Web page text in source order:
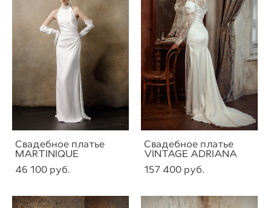
Свадебное платье
MARTINIQUE
46 100 pуб.
Свадебное платье
VINTAGE ADRIANA
157 400 pуб.